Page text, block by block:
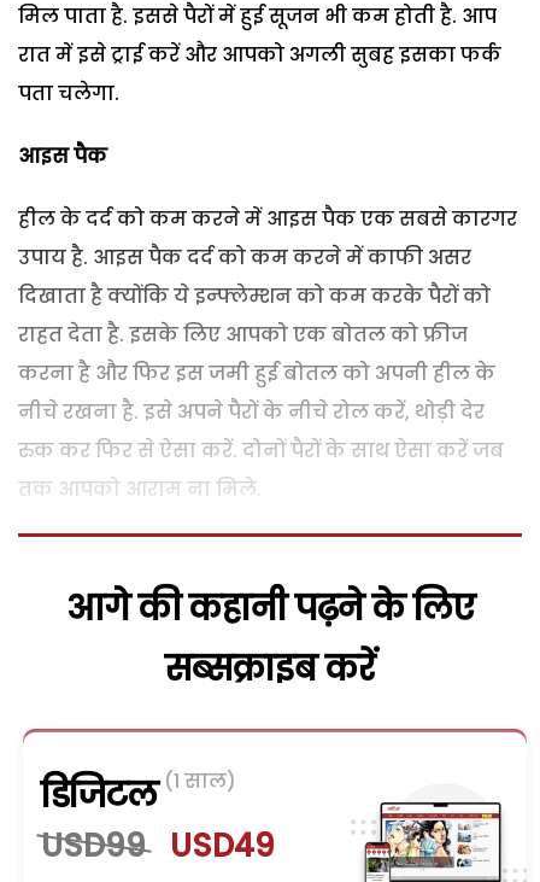
मिल पाता है. इससे पैरों में हुई सूजन भी कम होती है. आप
रात में इसे ट्राई करें और आपको अगली सुबह इसका फर्क
पता चलेगा.
आइस पैक
हील के दर्द को कम करने में आइस पैक एक सबसे कारगर
उपाय है. आइस पैक दर्द को कम करने में काफी असर
दिखाता है क्योंकि ये इन्फ्लेम्शन को कम करके पैरों को
राहत देता है. इसके लिए आपको एक बोतल को फ्रीज
करना है और फिर इस जमी हुई बोतल को अपनी हील के
नीचे रखना है. इसे अपने पैरों के नीचे रोल करें, थोड़ी देर
रुक कर फिर से ऐसा करें. दोनों पैरों के साथ ऐसा करें जब
तक आपको आराम ना मिले.
आगे की कहानी पढ़ने के लिए
सब्सक्राइब करें
डिजिटल (1 साल)
USD99 USD49